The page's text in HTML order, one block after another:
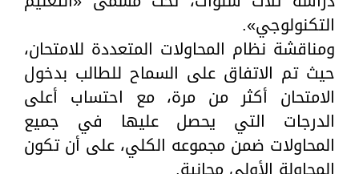
التكنولوجي».
ومناقشة نظام المحاولات المتعددة للامتحان،
حيث تم الاتفاق على السماح للطالب بدخول
الامتحان أكثر من مرة، مع احتساب أعلى
الدرجات التي يحصل عليها في جميع
المحاولات ضمن مجموعه الكلي، على أن تكون